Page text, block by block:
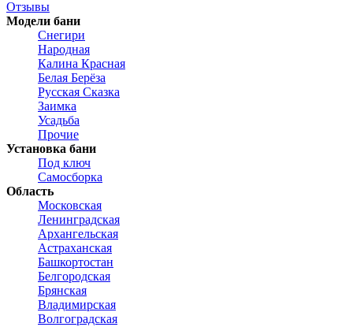
Отзывы
Модели бани
Снегири
Народная
Калина Красная
Белая Берёза
Русская Сказка
Заимка
Усадьба
Прочие
Установка бани
Под ключ
Самосборка
Область
Московская
Ленинградская
Архангельская
Астраханская
Башкортостан
Белгородская
Брянская
Владимирская
Волгоградская